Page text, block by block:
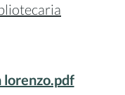
lorenzo.pdf